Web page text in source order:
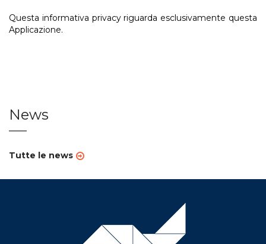
Questa informativa privacy riguarda esclusivamente questa
Applicazione.
News
Tutte le news